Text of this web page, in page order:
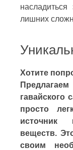
лишних
Хотите
гавайского
просто
источник
веществ.
своим